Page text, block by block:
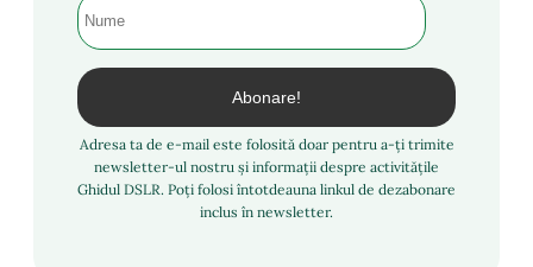
Adresa ta de e-mail este folosită doar pentru a-ți trimite
newsletter-ul nostru și informații despre activitățile
Ghidul DSLR. Poți folosi întotdeauna linkul de dezabonare
inclus în newsletter.